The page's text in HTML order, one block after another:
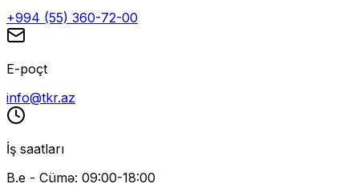
+994 (55) 360-72-00
E-poçt
info@tkr.az
İş saatları
B.e - Cümə: 09:00-18:00